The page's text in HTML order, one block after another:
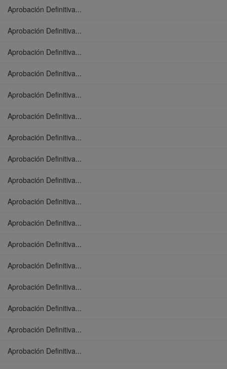
Aprobación Definitiva...
Aprobación Definitiva...
Aprobación Definitiva...
Aprobación Definitiva...
Aprobación Definitiva...
Aprobación Definitiva...
Aprobación Definitiva...
Aprobación Definitiva...
Aprobación Definitiva...
Aprobación Definitiva...
Aprobación Definitiva...
Aprobación Definitiva...
Aprobación Definitiva...
Aprobación Definitiva...
Aprobación Definitiva...
Aprobación Definitiva...
Aprobación Definitiva...